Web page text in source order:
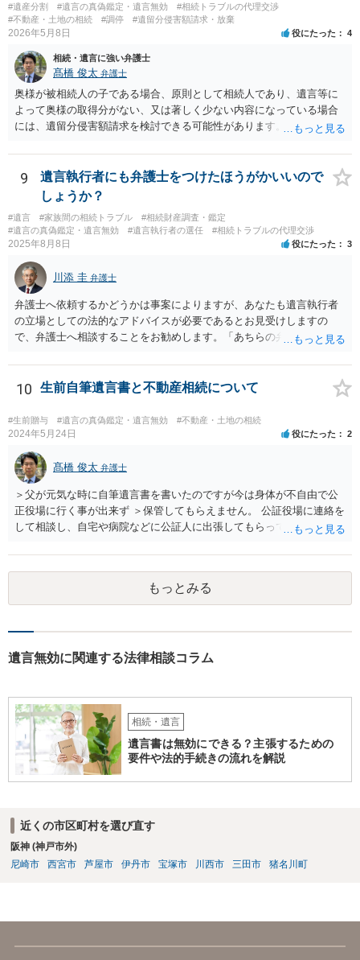
#遺産分割 #遺言の真偽鑑定・遺言無効
#相続トラブルの代理交渉
#不動産・土地の相続
#調停 #遺留分侵害額請求・放棄
2026年5月8日 役にたった 4
相続・遺言に強い弁護士
髙橋 俊太 弁護士
奥様が被相続人の子である場合、原則として相続人であり、遺言等に
よって奥様の取得分がない、又は著しく少ない内容になっている場合
には、遺留分侵害額請求を検討できる可能性があります。ただし、
記の義務化に関する説明と混同されている可能性があります。相続登
記については、不動産を相続で取得したことを知った日から３年以内
に申請する義務があります。一方、遺留分侵害額請求は、相続開始お
よび遺留分を侵害する贈与・遺贈があったことを知った時から１年で
時効にかかります。また、相続開始から１０年が経過すると、認識の
有無にかかわらず行使できなくなります。 奥様がご両親の死亡を最近
効がいつから進むかは慎重に検討する必要があります。ただし、死亡
から３年が経過しているとのことですので、早急に戸籍、遺言の有
無、不動産登記、遺産分割協議書の有無を確認した方がよいでしょ
う。特に、お姉様側だけで不動産名義を変更している場合、遺言があ
ったのか、遺産分割協議書が作成されているのか、奥様の署名押印が
以前に、法定相続分や遺産分割未了の問題として整理すべき場合もあ
ります。 奥様において戸籍謄本、不動産登記簿、固定資産評価証明
書、遺言書の有無等を確認し、弁護士に個別に相談した方がよいと思
われます。
9
遺言執行者にも弁護士をつけたほうがかいいので
しょうか？
#遺言 #家族間の相続トラブル
#相続財産調査・鑑定
#遺言の真偽鑑定・遺言無効
#遺言執行者の選任 #相続トラブルの代理交渉
2025年8月8日 役にたった 3
川添 圭 弁護士
弁護士へ依頼するかどうかは事案によりますが、あなたも遺言執行者
の立場としての法的なアドバイスが必要であるとお見受けしますの
で、弁護士へ相談することをお勧めします。「あちらの弁護士」（元
誘導しかしてこないと思います。
10 生前自筆遺言書と不動産相続について
#生前贈与 #遺言の真偽鑑定・遺言無効 #不動産・土地の相続
2024年5月24日 役にたった 2
髙橋 俊太 弁護士
＞父が元気な時に自筆遺言書を書いたのですが今は身体が不自由で公
正役場に行く事が出来ず ＞保管してもらえません。 公証役場に連絡を
して相談し、自宅や病院などに公証人に出張してもらって公正証書を
うことも可能です。 ＞不動産名義を父から母に名義変更しておいた方
がいいのではと考えていますがどう思いますか？ 詳細が不明であり何
とも言えないのですが、遺言内容との関わりもあると思いますので、
弁護士に事情等を説明して個別に相談した方がよいように思います。
もっとみる
遺言無効に関連する法律相談コラム
相続・遺言
遺言書は無効にできる？主張するための
要件や法的手続きの流れを解説
近くの市区町村を選び直す
阪神 (神戸市外)
尼崎市
西宮市 芦屋市 伊丹市 宝塚市 川西市 三田市 猪名川町